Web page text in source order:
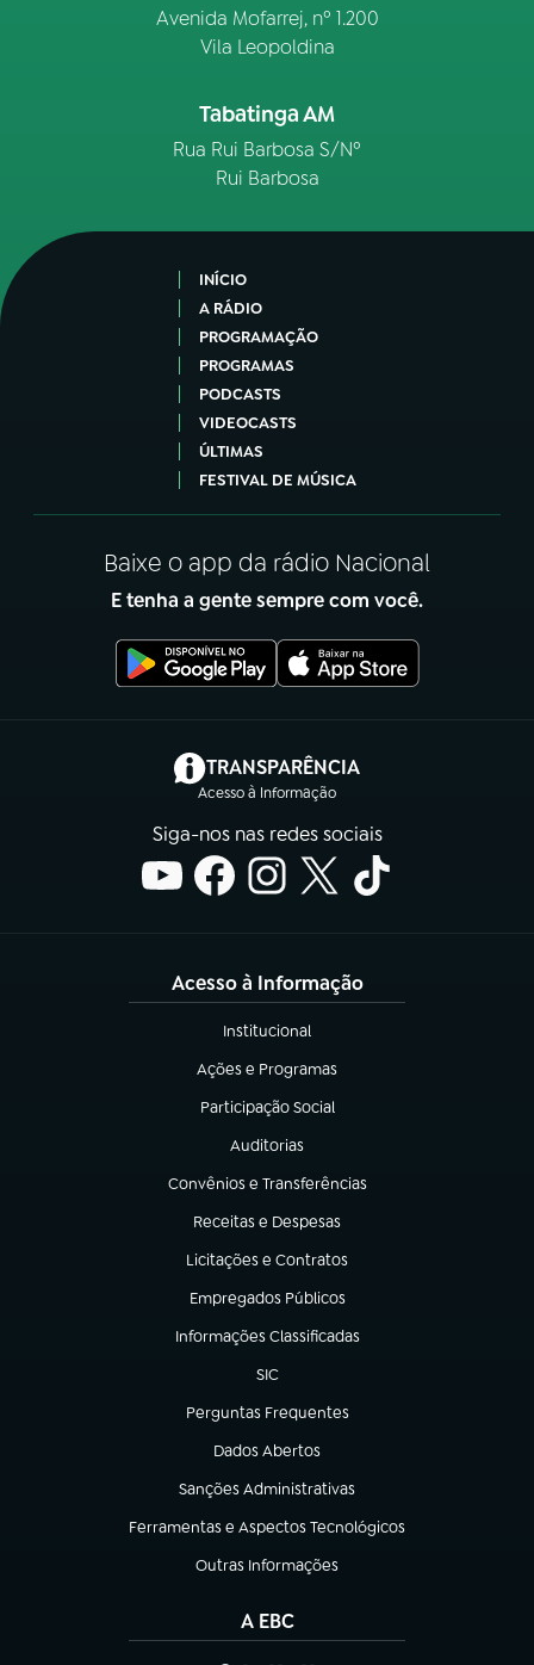
Avenida Mofarrej, nº 1.200
Vila Leopoldina
Tabatinga AM
Rua Rui Barbosa S/Nº
Rui Barbosa
INÍCIO
A RÁDIO
PROGRAMAÇÃO
PROGRAMAS
PODCASTS
VIDEOCASTS
ÚLTIMAS
FESTIVAL DE MÚSICA
Baixe o app da rádio Nacional
E tenha a gente sempre com você.
TRANSPARÊNCIA
Acesso à Informação
(abre em nova aba)
Siga-nos nas redes sociais
Acesso à Informação
Institucional
(abre em nova aba)
Ações e Programas
(abre em nova aba)
Participação Social
(abre em nova aba)
Auditorias
(abre em nova aba)
Convênios e Transferências
(abre em nova aba)
Receitas e Despesas
(abre em nova aba)
Licitações e Contratos
(abre em nova aba)
Empregados Públicos
(abre em nova aba)
Informações Classificadas
(abre em nova aba)
SIC
(abre em nova aba)
Perguntas Frequentes
(abre em nova aba)
Dados Abertos
(abre em nova aba)
Sanções Administrativas
(abre em nova aba)
Ferramentas e Aspectos Tecnológicos
(abre em nova aba)
Outras Informações
(abre em nova aba)
A EBC